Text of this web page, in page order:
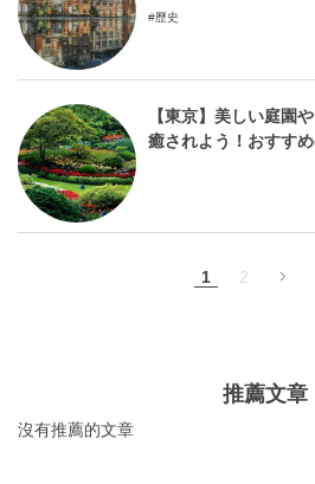
歷史
【東京】美しい庭園
癒されよう！おすす
1 2
推薦文章
沒有推薦的文章